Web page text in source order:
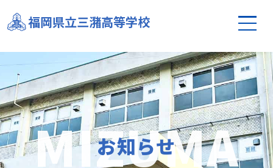
福岡県立三潴高等学校
令和５年度合格者へのご連絡
お知らせ